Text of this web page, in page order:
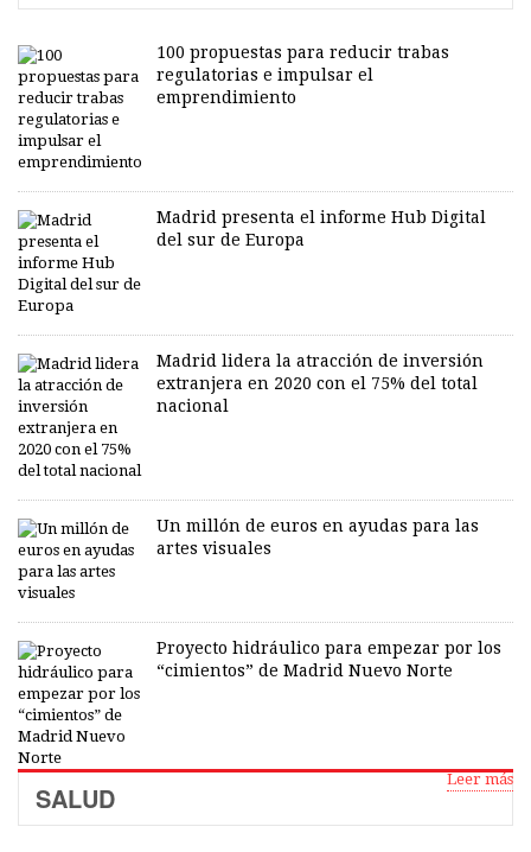
100 propuestas para reducir trabas
regulatorias e impulsar el
emprendimiento
Madrid presenta el informe Hub Digital
del sur de Europa
Madrid lidera la atracción de inversión
extranjera en 2020 con el 75% del total
nacional
Un millón de euros en ayudas para las
artes visuales
Proyecto hidráulico para empezar por los
“cimientos” de Madrid Nuevo Norte
Leer más
SALUD